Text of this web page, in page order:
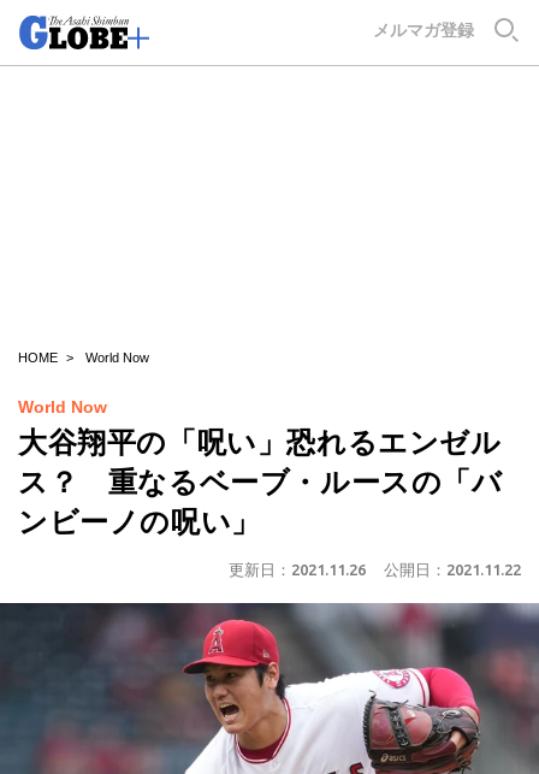
メルマガ登録
HOME World Now
World Now
大谷翔平の「呪い」恐れるエンゼル
ス？ 重なるベーブ・ルースの「バ
ンビーノの呪い」
更新日： 2021.11.26 公開日： 2021.11.22